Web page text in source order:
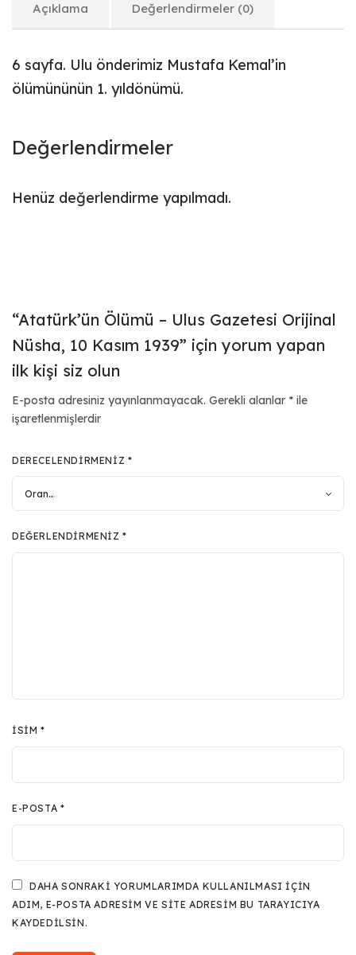
Açıklama Değerlendirmeler (0)
6 sayfa. Ulu önderimiz Mustafa Kemal’in
ölümününün 1. yıldönümü.
Değerlendirmeler
Henüz değerlendirme yapılmadı.
“Atatürk’ün Ölümü – Ulus Gazetesi Orijinal
Nüsha, 10 Kasım 1939” için yorum yapan
ilk kişi siz olun
E-posta adresiniz yayınlanmayacak. Gerekli alanlar * ile
işaretlenmişlerdir
DERECELENDIRMENIZ *
DEĞERLENDIRMENIZ*
İSIM*
E-POSTA *
DAHA SONRAKI YORUMLARIMDA KULLANILMASI IÇIN
ADIM, E-POSTA ADRESIM VE SITE ADRESIM BU TARAYICIYA
KAYDEDILSIN.